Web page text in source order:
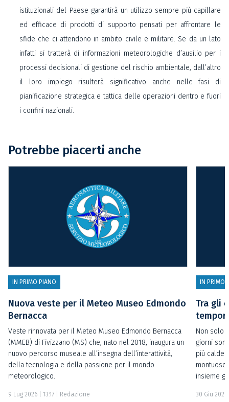
istituzionali del Paese garantirà un utilizzo sempre più capillare
ed efficace di prodotti di supporto pensati per affrontare le
sfide che ci attendono in ambito civile e militare. Se da un lato
infatti si tratterà di informazioni meteorologiche d’ausilio per i
processi decisionali di gestione del rischio ambientale, dall’altro
il loro impiego risulterà significativo anche nelle fasi di
pianificazione strategica e tattica delle operazioni dentro e fuori
i confini nazionali.
Potrebbe piacerti anche
IN PRIMO PIANO
Nuova veste per il Meteo Museo Edmondo
Bernacca
Veste rinnovata per il Meteo Museo Edmondo Bernacca
(MMEB) di Fivizzano (MS) che, nato nel 2018, inaugura un
nuovo percorso museale all’insegna dell’interattività,
della tecnologia e della passione per il mondo
meteorologico.
9 Lug 2026 | 13:17 | Redazione
IN PRIMO
Tra gli
Non solo
giorni
più calde
insieme
30 Giu